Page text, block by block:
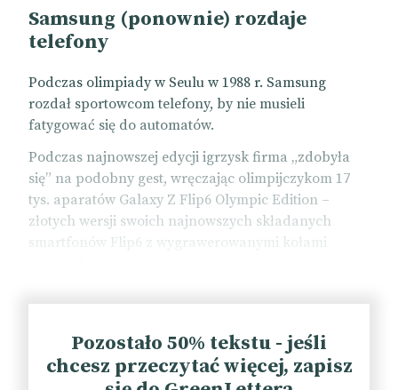
Samsung (ponownie) rozdaje
telefony
Podczas olimpiady w Seulu w 1988 r. Samsung
rozdał sportowcom telefony, by nie musieli
fatygować się do automatów.
Podczas najnowszej edycji igrzysk firma „zdobyła
się” na podobny gest, wręczając olimpijczykom 17
tys. aparatów Galaxy Z Flip6 Olympic Edition –
złotych wersji swoich najnowszych składanych
smartfonów Flip6 z wygrawerowanymi kołami
Samsung również. Sprzedaż Flip6 w trakcie igrzysk
wzrosła o 23 proc.
Pozostało 50% tekstu - jeśli
chcesz przeczytać więcej, zapisz